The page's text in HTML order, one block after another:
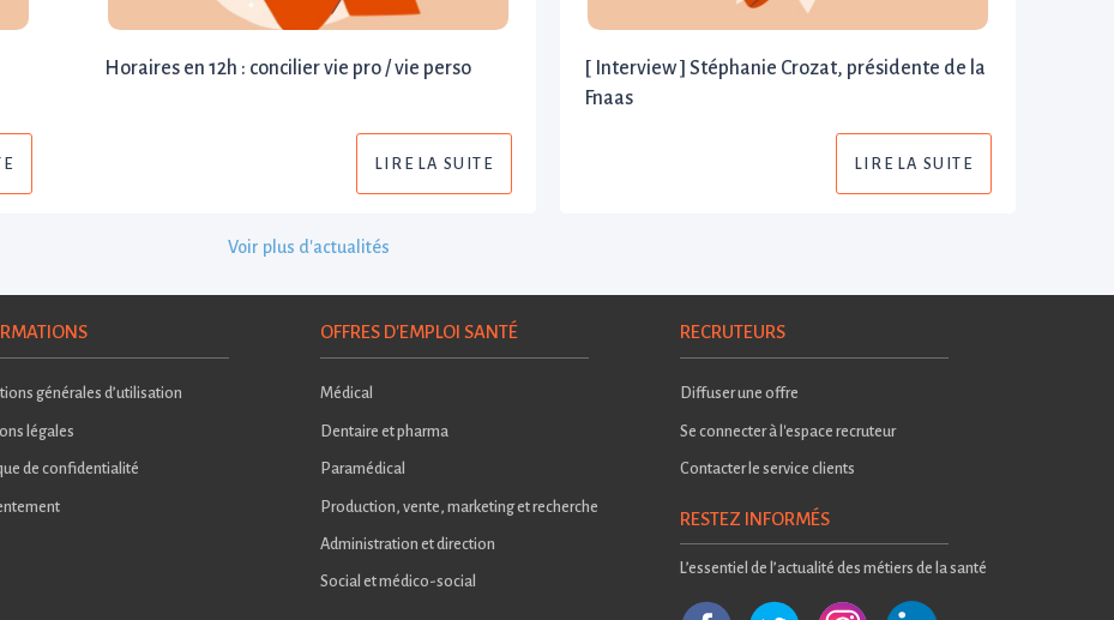
Horaires en 12h : concilier vie pro / vie perso
LIRE LA SUITE
[ Interview ] Stéphanie Crozat, présidente de la
Fnaas
LIRE LA SUITE
Voir plus d'actualités
générales d’utilisation
légales
de confidentialité
OFFRES D'EMPLOI SANTÉ
Médical
Dentaire et pharma
Paramédical
Production, vente, marketing et recherche
Administration et direction
Social et médico-social
RECRUTEURS
Diffuser une offre
Se connecter à l'espace recruteur
Contacter le service clients
RESTEZ INFORMÉS
L’essentiel de l’actualité des métiers de la santé